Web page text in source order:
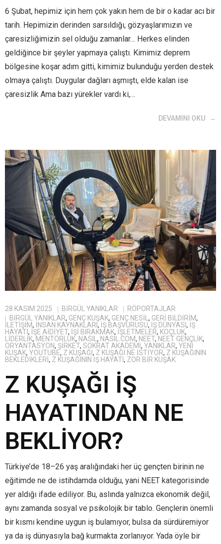
6 Şubat, hepimiz için hem çok yakın hem de bir o kadar acı bir
tarih. Hepimizin derinden sarsıldığı, gözyaşlarımızın ve
çaresizliğimizin sel olduğu zamanlar… Herkes elinden
geldiğince bir şeyler yapmaya çalıştı. Kimimiz deprem
bölgesine koşar adım gitti, kimimiz bulunduğu yerden destek
olmaya çalıştı. Duygular dağları aşmıştı, elde kalan ise
çaresizlik Ama bazı yürekler vardı ki,…
DEVAMINI OKU
28 KASIM 2025 BIRGÜL YANIKLAR
RÖPORTAJLAR
BİRGÜL YANIKLAR, GENÇ KUŞAK, GENÇ NESIL, GERI BILDIRIM,
ILETIŞIM, INSAN KAYNAKLARI , IŞ BAŞVURUSU, IŞ DÜNYASI , IŞ
HAYATI , IŞE AIDIYET, IŞI BIRAKMAK, IŞLETMELER, KOÇLUK,
LIDERLIK, MENTÖRLÜK, NASIL, NASIL.COM, NEET, NEET GENÇLIK,
ORYANTASYON, ŞIRKET, SOKRAT AKADEMI, YANIKLAR, YENI
KUŞAK, YOUTUBE, Z KUŞAĞI , Z KUŞAĞI NE ISTIYOR, Z KUŞAĞININ
BEKLEDIKLERI, Z KUŞAĞININ IŞ HAYATI , ZOR BIR KUŞAK
Z KUŞAĞI İŞ
HAYATINDAN NE
BEKLİYOR?
Türkiye’de 18–26 yaş aralığındaki her üç gençten birinin ne
eğitimde ne de istihdamda olduğu, yani NEET kategorisinde
yer aldığı ifade ediliyor. Bu, aslında yalnızca ekonomik değil,
aynı zamanda sosyal ve psikolojik bir tablo. Gençlerin önemli
bir kısmı kendine uygun iş bulamıyor, bulsa da sürdüremiyor
ya da iş dünyasıyla bağ kurmakta zorlanıyor. Yada öyle bir